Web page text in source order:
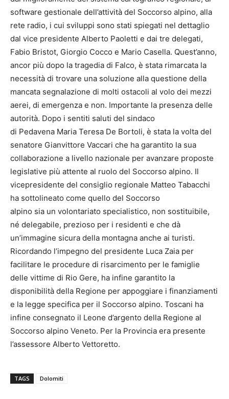
software gestionale dell’attività del Soccorso alpino, alla
rete radio, i cui sviluppi sono stati spiegati nel dettaglio
dal vice presidente Alberto Paoletti e dai tre delegati,
Fabio Bristot, Giorgio Cocco e Mario Casella. Quest’anno,
ancor più dopo la tragedia di Falco, è stata rimarcata la
necessità di trovare una soluzione alla questione della
mancata segnalazione di molti ostacoli al volo dei mezzi
aerei, di emergenza e non. Importante la presenza delle
autorità. Dopo i sentiti saluti del sindaco
di Pedavena Maria Teresa De Bortoli, è stata la volta del
senatore Gianvittore Vaccari che ha garantito la sua
collaborazione a livello nazionale per avanzare proposte
legislative più attente al ruolo del Soccorso alpino. Il
vicepresidente del consiglio regionale Matteo Tabacchi
ha sottolineato come quello del Soccorso
alpino sia un volontariato specialistico, non sostituibile,
né delegabile, prezioso per i residenti e che dà
un’immagine sicura della montagna anche ai turisti.
Ricordando l’impegno del presidente Luca Zaia per
facilitare le procedure di risarcimento per le famiglie
delle vittime di Rio Gere, ha infine garantito la
disponibilità della Regione per appoggiare i finanziamenti
e la legge specifica per il Soccorso alpino. Toscani ha
infine consegnato il Leone d’argento della Regione al
Soccorso alpino Veneto. Per la Provincia era presente
l’assessore Alberto Vettoretto.
TAGS Dolomiti